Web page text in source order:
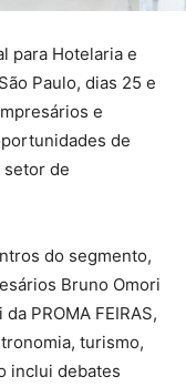
para Hotelaria e
Paulo, dias 25 e
e
de
setor de
do segmento,
Bruno Omori
PROMA FEIRAS,
turismo,
inclui debates